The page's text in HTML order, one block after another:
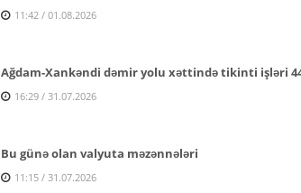
11:42 / 01.08.2026
Ağdam-Xankəndi dəmir yolu xəttində tikinti işləri
16:29 / 31.07.2026
Bu günə olan valyuta məzənnələri
11:15 / 31.07.2026